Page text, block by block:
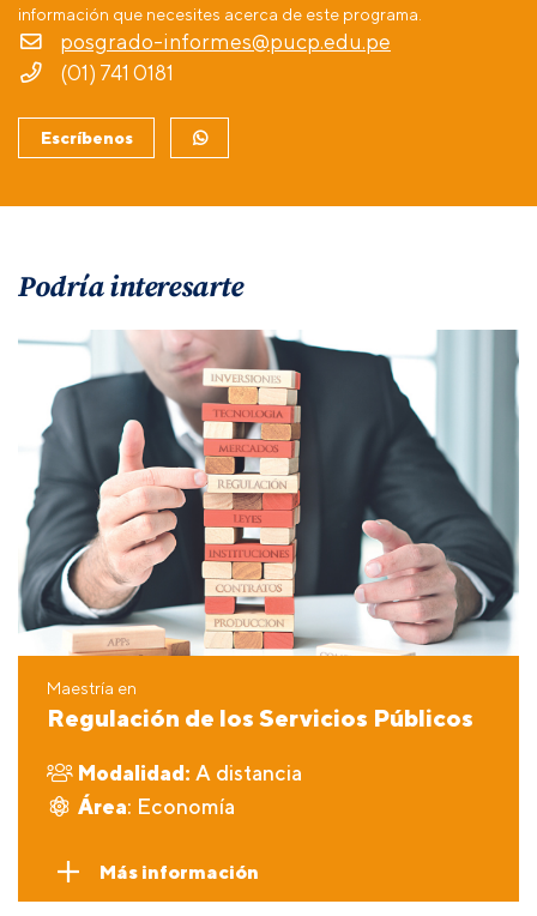
información que necesites acerca de este programa.
posgrado-informes@pucp.edu.pe
(01) 741 0181
Escríbenos
Podría interesarte
Maestría en
Regulación de los Servicios Públicos
Modalidad: A distancia
Área: Economía
Más información